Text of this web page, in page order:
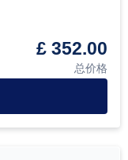
£ 352.00
总价格